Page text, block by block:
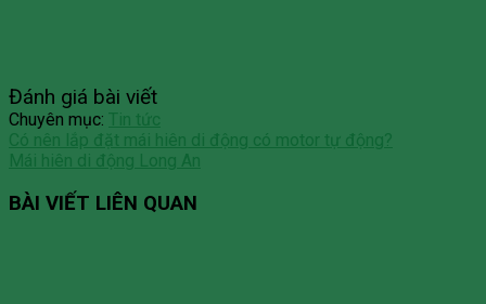
Đánh giá bài viết
Chuyên mục: Tin tức
Có nên lắp đặt mái hiên di động có motor tự động?
Mái hiên di động Long An
BÀI VIẾT LIÊN QUAN